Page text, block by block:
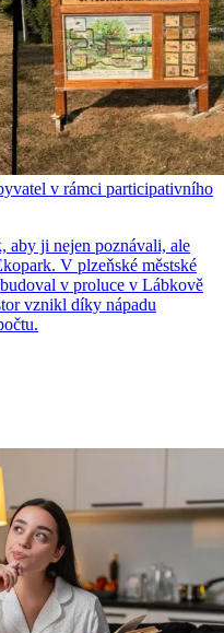
v rámci participativního
aby ji nejen poznávali, ale
V plzeňské městské
v proluce v Lábkově
vznikl díky nápadu